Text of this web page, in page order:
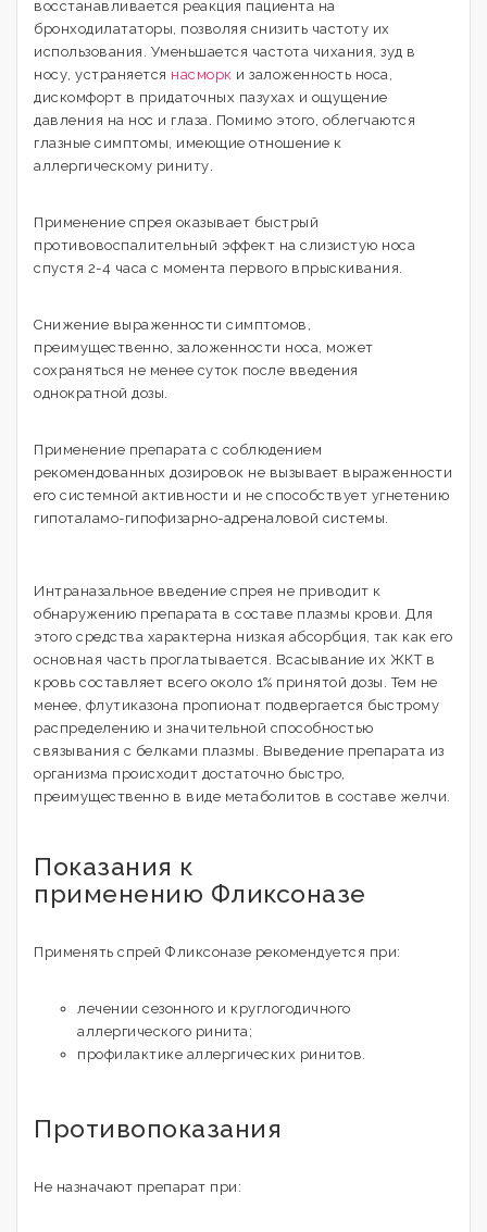
восстанавливается реакция пациента на
бронходилататоры, позволяя снизить частоту их
использования. Уменьшается частота чихания, зуд в
носу, устраняется насморк и заложенность носа,
дискомфорт в придаточных пазухах и ощущение
давления на нос и глаза. Помимо этого, облегчаются
глазные симптомы, имеющие отношение к
аллергическому риниту.
Применение спрея оказывает быстрый
противовоспалительный эффект на слизистую носа
спустя 2-4 часа с момента первого впрыскивания.
Снижение выраженности симптомов,
преимущественно, заложенности носа, может
сохраняться не менее суток после введения
однократной дозы.
Применение препарата с соблюдением
рекомендованных дозировок не вызывает выраженности
его системной активности и не способствует угнетению
гипоталамо-гипофизарно-адреналовой системы.
Интраназальное введение спрея не приводит к
обнаружению препарата в составе плазмы крови. Для
этого средства характерна низкая абсорбция, так как его
основная часть проглатывается. Всасывание их ЖКТ в
кровь составляет всего около 1% принятой дозы. Тем не
менее, флутиказона пропионат подвергается быстрому
распределению и значительной способностью
связывания с белками плазмы. Выведение препарата из
организма происходит достаточно быстро,
преимущественно в виде метаболитов в составе желчи.
Показания к
применению Фликсоназе
Применять спрей Фликсоназе рекомендуется при:
лечении сезонного и круглогодичного
аллергического ринита;
профилактике аллергических ринитов.
Противопоказания
Не назначают препарат при: